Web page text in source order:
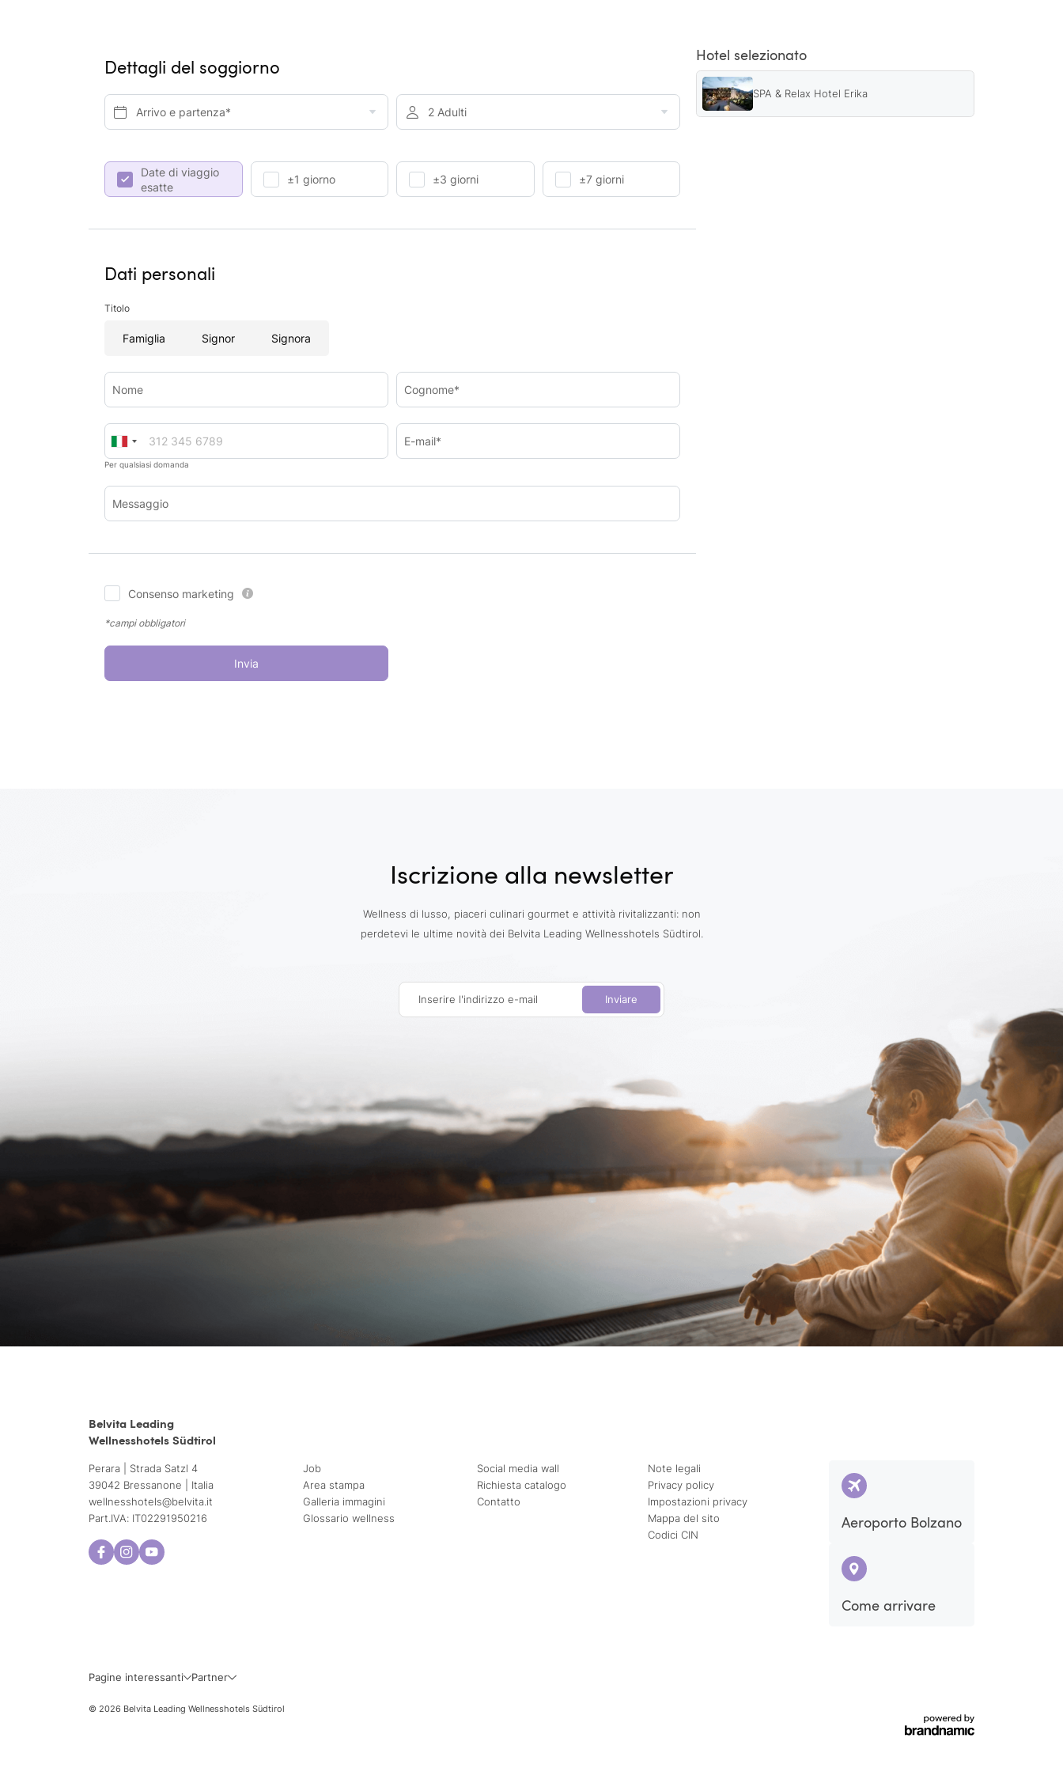
Dettagli del soggiorno
Arrivo e partenza* 2 Adulti
Date di viaggio
esatte
±1 giorno ±3 giorni ±7 giorni
Dati personali
Titolo
Famiglia Signor Signora
Nome Cognome*
Per qualsiasi domanda
E-mail*
Messaggio
Consenso marketing
*campi obbligatori
Invia
Hotel selezionato
SPA & Relax Hotel Erika
Iscrizione alla newsletter
Wellness di lusso, piaceri culinari gourmet e attività rivitalizzanti: non
perdetevi le ultime novità dei Belvita Leading Wellnesshotels Südtirol.
Inserire l'indirizzo e-mail Inviare
Belvita Leading
Wellnesshotels Südtirol
Perara | Strada Satzl 4
39042 Bressanone | Italia
wellnesshotels@belvita.it
Part.IVA: IT02291950216
Job
Area stampa
Galleria immagini
Glossario wellness
Social media wall
Richiesta catalogo
Contatto
Note legali
Privacy policy
Impostazioni privacy
Mappa del sito
Codici CIN
Aeroporto Bolzano
Come arrivare
Pagine interessanti Partner
© 2026 Belvita Leading Wellnesshotels Südtirol